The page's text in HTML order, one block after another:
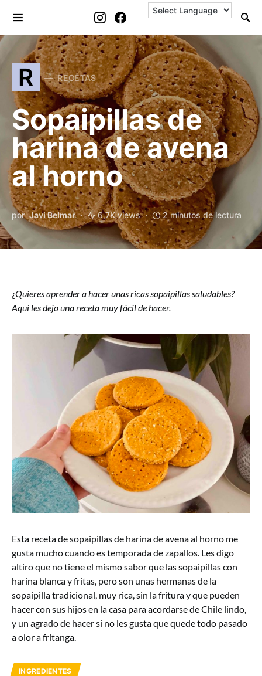
Search for:
R RECETAS
Sopaipillas de
harina de avena
al horno
por Javi Belmar 6,7K views 2 minutos de lectura
¿Quieres aprender a hacer unas ricas sopaipillas saludables?
Aquí les dejo una receta muy fácil de hacer.
Esta receta de sopaipillas de harina de avena al horno me
gusta mucho cuando es temporada de zapallos. Les digo
altiro que no tiene el mismo sabor que las sopaipillas con
harina blanca y fritas, pero son unas hermanas de la
sopaipilla tradicional, muy rica, sin la fritura y que pueden
hacer con sus hijos en la casa para acordarse de Chile lindo,
y un agrado de hacer si no les gusta que quede todo pasado
a olor a fritanga.
INGREDIENTES